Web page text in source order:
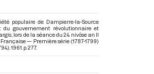
populaire de Dampierre-la-Source
du gouvernement révolutionnaire et
lors de la séance du 24 nivôse an II
— Première série (1787-1799)
. 1961. p. 277.